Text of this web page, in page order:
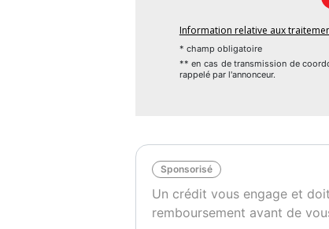
Information relative aux
* champ obligatoire
** en cas de transmission de
rappelé par l'annonceur.
Sponsorisé
Un crédit vous engage et
remboursement avant de